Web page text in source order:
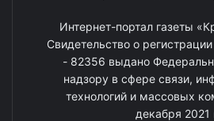
Интернет-портал газеты
Свидетельство о
- 82356 выдано
надзору в сфере связи,
технологий и массовых
декабря 2021